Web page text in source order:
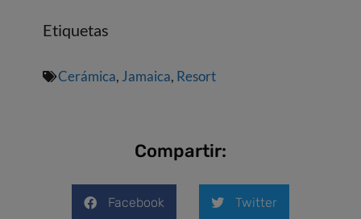
Etiquetas
Cerámica,Jamaica, Resort
Compartir:
Facebook Twitter